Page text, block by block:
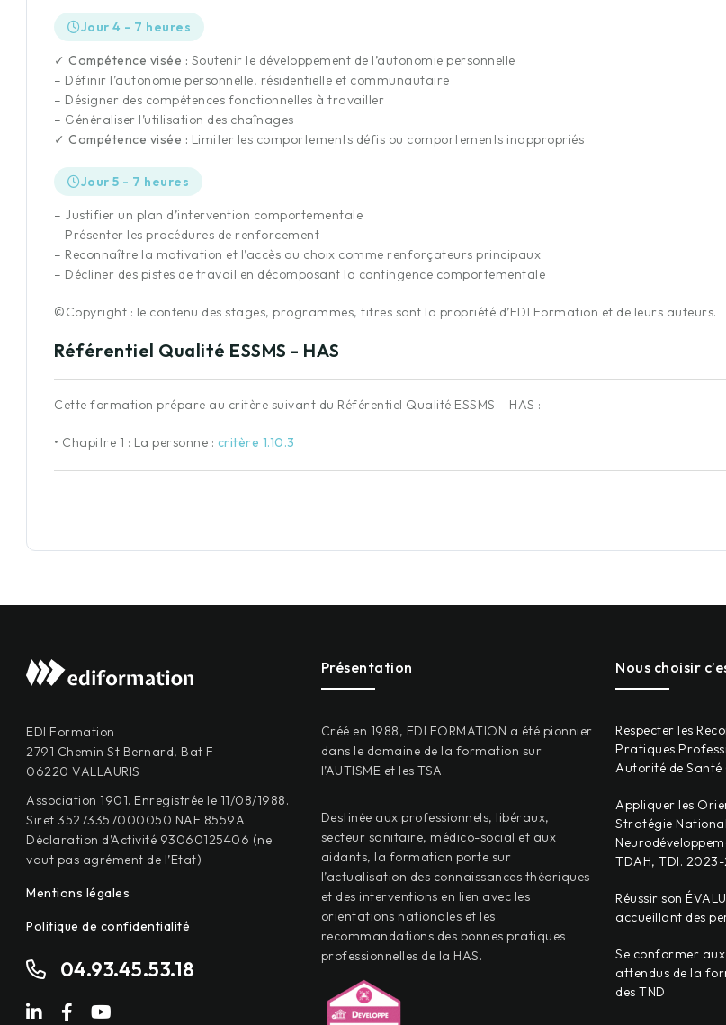
Jour 4 - 7 heures
✓ Compétence visée : Soutenir le développement de l’autonomie personnelle
– Définir l’autonomie personnelle, résidentielle et communautaire
– Désigner des compétences fonctionnelles à travailler
– Généraliser l’utilisation des chaînages
✓ Compétence visée : Limiter les comportements défis ou comportements inappropriés
Jour 5 - 7 heures
– Justifier un plan d’intervention comportementale
– Présenter les procédures de renforcement
– Reconnaître la motivation et l’accès au choix comme renforçateurs principaux
– Décliner des pistes de travail en décomposant la contingence comportementale
©Copyright : le contenu des stages, programmes, titres sont la propriété d’EDI Formation et de leurs auteurs.
Référentiel Qualité ESSMS - HAS
Cette formation prépare au critère suivant du Référentiel Qualité ESSMS – HAS :
• Chapitre 1 : La personne : critère 1.10.3
EDI Formation
2791 Chemin St Bernard, Bat F
06220 VALLAURIS
Association 1901. Enregistrée le 11/08/1988.
Siret 35273357000050 NAF 8559A.
Déclaration d’Activité 93060125406 (ne
vaut pas agrément de l’Etat)
Mentions légales
Politique de confidentialité
04.93.45.53.18
Présentation
Créé en 1988, EDI FORMATION a été pionnier
dans le domaine de la formation sur
l’AUTISME et les TSA.
Destinée aux professionnels, libéraux,
secteur sanitaire, médico-social et aux
aidants, la formation porte sur
l’actualisation des connaissances théoriques
et des interventions en lien avec les
orientations nationales et les
recommandations des bonnes pratiques
professionnelles de la HAS.
Nous choisir
Respecter les
Pratiques
Autorité de Santé
Appliquer les
Stratégie
TDAH, TDI.
Réussir son
accueillant des
Se conformer
attendus de la
des TND